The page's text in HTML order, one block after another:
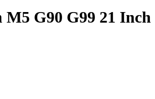
G90 G99 21